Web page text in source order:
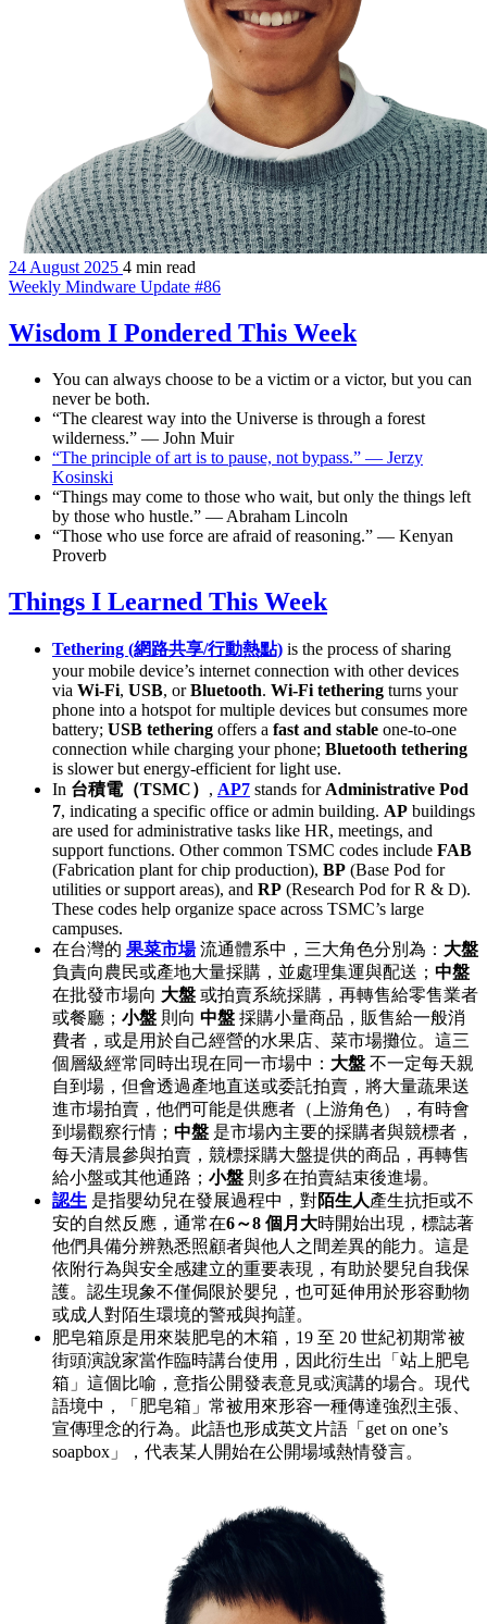
24 August 2025 4 min read
Weekly Mindware Update #86
Wisdom I Pondered This Week
You can always choose to be a victim or a victor, but you can
never be both.
“The clearest way into the Universe is through a forest
wilderness.” — John Muir
“The principle of art is to pause, not bypass.” — Jerzy
Kosinski
“Things may come to those who wait, but only the things left
by those who hustle.” — Abraham Lincoln
“Those who use force are afraid of reasoning.” — Kenyan
Proverb
Things I Learned This Week
Tethering (網路共享/行動熱點) is the process of sharing
your mobile device’s internet connection with other devices
via Wi-Fi, USB, orBluetooth. Wi-Fi tethering turns your
phone into a hotspot for multiple devices but consumes more
battery; USB tethering offers a fast and stable one-to-one
connection while charging your phone; Bluetooth tethering
is slower but energy-efficient for light use.
In 台積電（TSMC） , AP7 stands for Administrative Pod
7, indicating a specific office or admin building. AP buildings
are used for administrative tasks like HR, meetings, and
support functions. Other common TSMC codes include FAB
(Fabrication plant for chip production), BP (Base Pod for
utilities or support areas), and RP (Research Pod for R & D).
These codes help organize space across TSMC’s large
campuses.
在台灣的 果菜市場流通體系中，三大角色分別為： 大盤
負責向農民或產地大量採購，並處理集運與配送； 中盤
在批發市場向 大盤 或拍賣系統採購，再轉售給零售業者
或餐廳； 小盤 則向 中盤 採購小量商品，販售給一般消
費者，或是用於自己經營的水果店、菜市場攤位。這三
個層級經常同時出現在同一市場中： 大盤 不一定每天親
自到場，但會透過產地直送或委託拍賣，將大量蔬果送
進市場拍賣，他們可能是供應者（上游角色），有時會
到場觀察行情； 中盤 是市場內主要的採購者與競標者，
每天清晨參與拍賣，競標採購大盤提供的商品，再轉售
給小盤或其他通路； 小盤 則多在拍賣結束後進場。
認生 是指嬰幼兒在發展過程中，對陌生人產生抗拒或不
安的自然反應，通常在6～8 個月大時開始出現，標誌著
他們具備分辨熟悉照顧者與他人之間差異的能力。這是
依附行為與安全感建立的重要表現，有助於嬰兒自我保
護。認生現象不僅侷限於嬰兒，也可延伸用於形容動物
或成人對陌生環境的警戒與拘謹。
肥皂箱原是用來裝肥皂的木箱，19 至 20 世紀初期常被
街頭演說家當作臨時講台使用，因此衍生出「站上肥皂
箱」這個比喻，意指公開發表意見或演講的場合。現代
語境中，「肥皂箱」常被用來形容一種傳達強烈主張、
宣傳理念的行為。此語也形成英文片語「get on one’s
soapbox」，代表某人開始在公開場域熱情發言。